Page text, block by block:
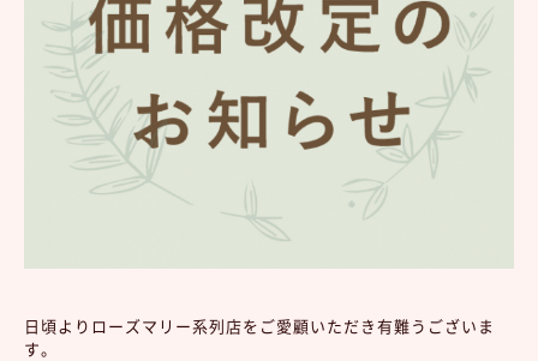
日頃よりローズマリー系列店をご愛顧いただき有難うございま
す。